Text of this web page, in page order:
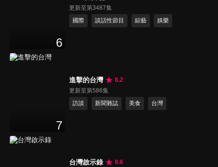
6
更新至第3487集
國際
談話性節目 綜藝 娛樂
7
進擊的台灣
8.2
更新至第586集
訪談
新聞雜誌 美食 台灣
台灣啟示錄
8.6